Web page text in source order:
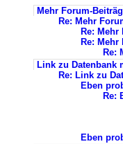
Mehr Forum-
Re: Mehr
Re:
Re:
Re:
Link zu Datenbank
Re: Link zu
Eben
Re:
Eben